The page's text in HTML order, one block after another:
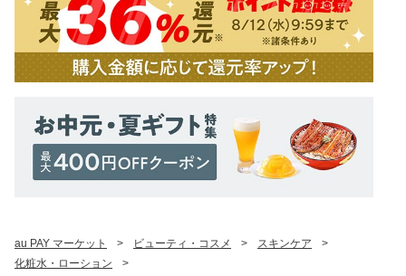
au PAY マーケット > ビューティ・コスメ > スキンケア
>
化粧水・ローション
>